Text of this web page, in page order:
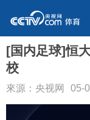
[国内足球]恒
校
來源：央视网 05-